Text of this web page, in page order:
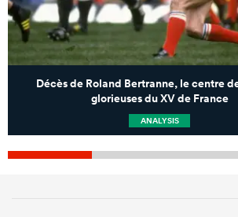
Décès de Roland Bertranne, le centre
glorieuses du XV de France
ANALYSIS